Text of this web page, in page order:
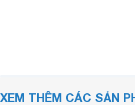
XEM THÊM CÁC SẢN